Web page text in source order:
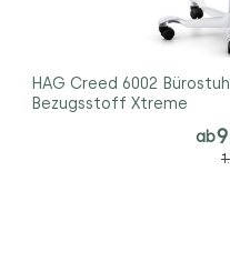
HAG Creed 6002
Bezugsstoff Xtreme
ab